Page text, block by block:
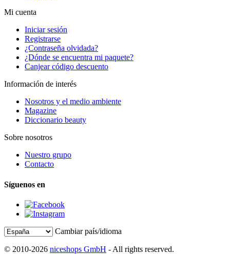
Mi cuenta
Iniciar sesión
Registrarse
¿Contraseña olvidada?
¿Dónde se encuentra mi paquete?
Canjear código descuento
Información de interés
Nosotros y el medio ambiente
Magazine
Diccionario beauty
Sobre nosotros
Nuestro grupo
Contacto
Síguenos en
Cambiar país/idioma
© 2010-2026 niceshops GmbH - All rights reserved.